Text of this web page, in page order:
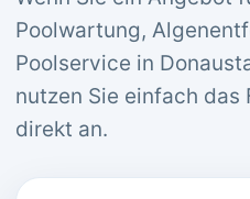
Poolwartung,
Poolservice in
nutzen Sie einfach das
direkt an.